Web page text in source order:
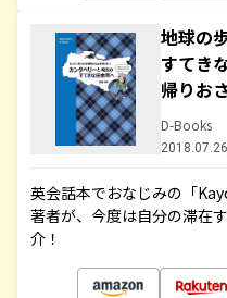
地球の
すてき
帰りお
D-Books
英会話本でおなじみの「
著者が、今度は自分の滞在
介！